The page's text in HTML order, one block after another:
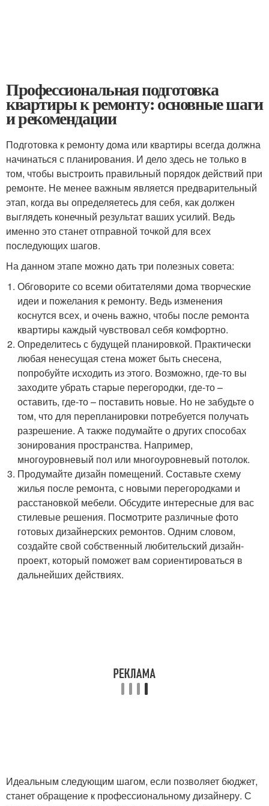
Профессиональная подготовка
квартиры к ремонту: основные шаги
и рекомендации
Подготовка к ремонту дома или квартиры всегда должна
начинаться с планирования. И дело здесь не только в
том, чтобы выстроить правильный порядок действий при
ремонте. Не менее важным является предварительный
этап, когда вы определяетесь для себя, как должен
выглядеть конечный результат ваших усилий. Ведь
именно это станет отправной точкой для всех
последующих шагов.
На данном этапе можно дать три полезных совета:
Обговорите со всеми обитателями дома творческие
идеи и пожелания к ремонту. Ведь изменения
коснутся всех, и очень важно, чтобы после ремонта
квартиры каждый чувствовал себя комфортно.
Определитесь с будущей планировкой. Практически
любая ненесущая стена может быть снесена,
попробуйте исходить из этого. Возможно, где-то вы
заходите убрать старые перегородки, где-то –
оставить, где-то – поставить новые. Но не забудьте о
том, что для перепланировки потребуется получать
разрешение. А также подумайте о других способах
зонирования пространства. Например,
многоуровневый пол или многоуровневый потолок.
Продумайте дизайн помещений. Составьте схему
жилья после ремонта, с новыми перегородками и
расстановкой мебели. Обсудите интересные для вас
стилевые решения. Посмотрите различные фото
готовых дизайнерских ремонтов. Одним словом,
создайте свой собственный любительский дизайн-
проект, который поможет вам сориентироваться в
дальнейших действиях.
Идеальным следующим шагом, если позволяет бюджет,
станет обращение к профессиональному дизайнеру. С